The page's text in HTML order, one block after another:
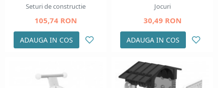
Seturi de constructie
105,74 RON
ADAUGA IN COS
Jocuri
30,49 RON
ADAUGA IN COS